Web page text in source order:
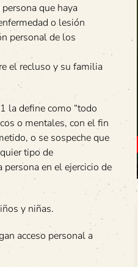
que haya
o lesión
personal de los
el recluso y su familia
la define como “todo
o mentales, con el fin
o se sospeche que
tipo de
en el ejercicio de
y niñas.
acceso personal a